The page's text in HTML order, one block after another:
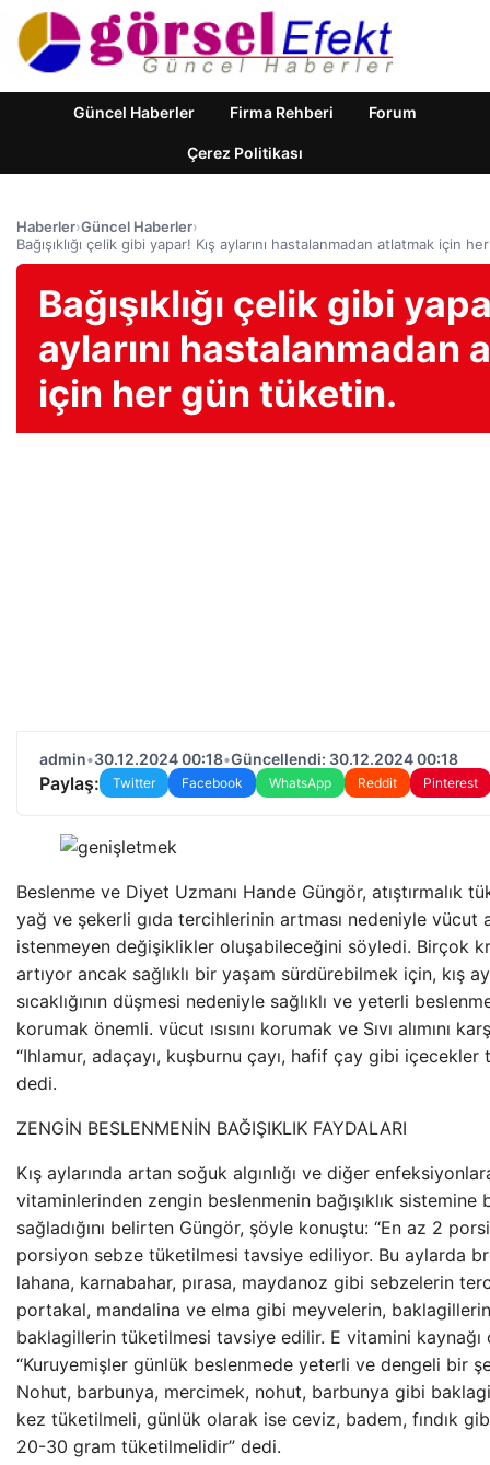
Güncel Haberler Firma Rehberi Forum
Çerez Politikası
Haberler›Güncel Haberler›
Bağışıklığı çelik gibi yapar! Kış aylarını hastalanmadan atlatmak için
Bağışıklığı çelik gibi
aylarını hastalanmadan
için her gün tüketin.
admin•30.12.2024 00:18•Güncellendi: 30.12.2024 00:18
Paylaş: Twitter Facebook WhatsApp Reddit Pinterest
Beslenme ve Diyet Uzmanı Hande Güngör, atıştırmalık
yağ ve şekerli gıda tercihlerinin artması nedeniyle vücut
istenmeyen değişiklikler oluşabileceğini söyledi. Birçok
artıyor ancak sağlıklı bir yaşam sürdürebilmek için, kış
sıcaklığının düşmesi nedeniyle sağlıklı ve yeterli
korumak önemli. vücut ısısını korumak ve Sıvı alımını
“Ihlamur, adaçayı, kuşburnu çayı, hafif çay gibi içecekler
dedi.
ZENGİN BESLENMENİN BAĞIŞIKLIK FAYDALARI
Kış aylarında artan soğuk algınlığı ve diğer
vitaminlerinden zengin beslenmenin bağışıklık sistemine
sağladığını belirten Güngör, şöyle konuştu: “En az 2
porsiyon sebze tüketilmesi tavsiye ediliyor. Bu aylarda
lahana, karnabahar, pırasa, maydanoz gibi sebzelerin
portakal, mandalina ve elma gibi meyvelerin,
baklagillerin tüketilmesi tavsiye edilir. E vitamini kaynağı
“Kuruyemişler günlük beslenmede yeterli ve dengeli bir
Nohut, barbunya, mercimek, nohut, barbunya gibi
kez tüketilmeli, günlük olarak ise ceviz, badem, fındık
20-30 gram tüketilmelidir” dedi.